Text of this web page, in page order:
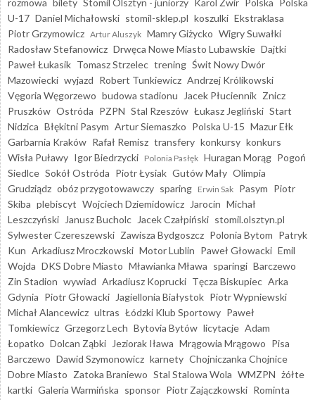
U-17 Daniel Michałowski stomil-sklep.pl koszulki Ekstraklasa
Piotr Grzymowicz Artur Aluszyk Mamry Giżycko Wigry Suwałki
Radosław Stefanowicz Drwęca Nowe Miasto Lubawskie Dajtki
Paweł Łukasik Tomasz Strzelec trening Świt Nowy Dwór
Mazowiecki wyjazd Robert Tunkiewicz Andrzej Królikowski
Vęgoria Węgorzewo budowa stadionu Jacek Płuciennik Znicz
Pruszków Ostróda PZPN Stal Rzeszów Łukasz Jegliński Start
Nidzica Błękitni Pasym Artur Siemaszko Polska U-15 Mazur Ełk
Garbarnia Kraków Rafał Remisz transfery konkursy konkurs
Wisła Puławy Igor Biedrzycki Polonia Pasłęk Huragan Morąg Pogoń
Siedlce Sokół Ostróda Piotr Łysiak Gutów Mały Olimpia
Grudziądz obóz przygotowawczy sparing Erwin Sak Pasym Piotr
Skiba plebiscyt Wojciech Dziemidowicz Jarocin Michał
Leszczyński
Janusz Bucholc Jacek Czałpiński stomil.olsztyn.pl
Sylwester Czereszewski Zawisza Bydgoszcz Polonia Bytom Patryk
Kun Arkadiusz Mroczkowski Motor Lublin Paweł Głowacki Emil
Wojda DKS Dobre Miasto Mławianka Mława sparingi Barczewo
Zin Stadion wywiad Arkadiusz Koprucki Tęcza Biskupiec Arka
Gdynia Piotr Głowacki Jagiellonia Białystok Piotr Wypniewski
Michał Alancewicz ultras Łódzki Klub Sportowy Paweł
Tomkiewicz Grzegorz Lech Bytovia Bytów licytacje Adam
Łopatko Dolcan Ząbki Jeziorak Iława Mrągowia Mrągowo Pisa
Barczewo Dawid Szymonowicz karnety Chojniczanka Chojnice
Dobre Miasto Zatoka Braniewo Stal Stalowa Wola WMZPN żółte
kartki Galeria Warmińska sponsor Piotr Zajączkowski Rominta